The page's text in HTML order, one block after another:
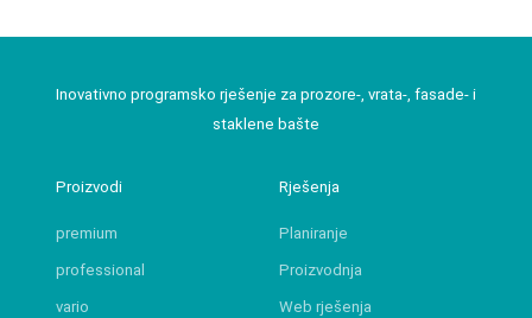
Inovativno programsko rješenje za prozore-, vrata-, fasade- i
staklene bašte
Proizvodi
premium
professional
vario
Rješenja
Planiranje
Proizvodnja
Web rješenja